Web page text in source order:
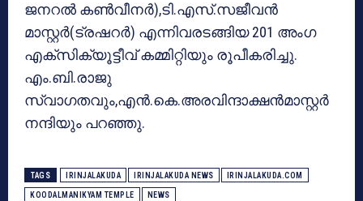
ജനറൽ കൺവീനർ),ടി.എസ്.സജീവൻ
മാസ്റ്റർ(ട്രഷറർ) എന്നിവരടങ്ങിയ 201 അംഗ
എക്സിക്യൂട്ടീവ് കമ്മിറ്റിയും രൂപീകരിച്ചു.
എം.ബി.രാജു
സ്വാഗതവും,എൻ.കെ.അരവിന്ദാക്ഷൻമാസ്റ്റർ
നന്ദിയും പറഞ്ഞു.
TAGS IRINJALAKUDA IRINJALAKUDA NEWS IRINJALAKUDA.COM
KOODALMANIKYAM TEMPLE NEWS